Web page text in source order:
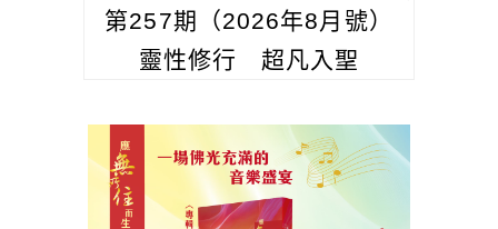
第257期（2026年8月號）
靈性修行 超凡入聖